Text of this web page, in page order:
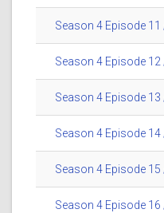
Season 4 Episode 11
Season 4 Episode
Season 4 Episode
Season 4 Episode
Season 4 Episode
Season 4 Episode